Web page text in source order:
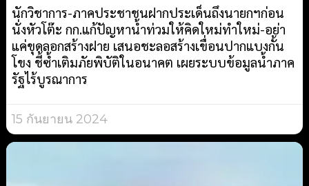
นักวิชาการ-ภาคประชาชนฝากประเด็นถึงนายกฯก่อน
นั่งหัวโต๊ะ กก.แก้ปัญหาน้ำท่วมให้คิดใหม่ทำใหม่-อย่า
แค่ขุดลอกสร้างฝาย เสนอชะลอสร้างเขื่อนปากแบงกั้น
โขง ชี้ซ้ำเติมภัยพิบัติในอนาคต เผยระบบข้อมูลน้ำภาค
รัฐไร้บูรณาการ
15 กันยายน 2024